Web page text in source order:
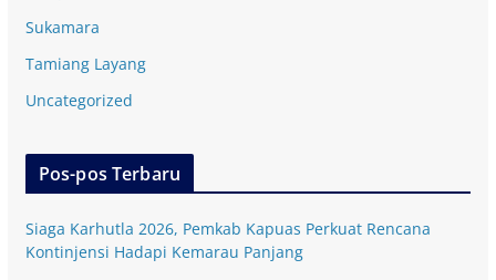
Sukamara
Tamiang Layang
Uncategorized
Pos-pos Terbaru
Siaga Karhutla 2026, Pemkab Kapuas Perkuat Rencana
Kontinjensi Hadapi Kemarau Panjang